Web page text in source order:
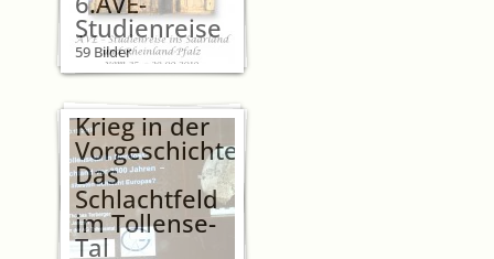
Studienreise
59 Bilder
Krieg in der
Vorgeschichte?
Das
Schlachtfeld
im Tollense-
Tal